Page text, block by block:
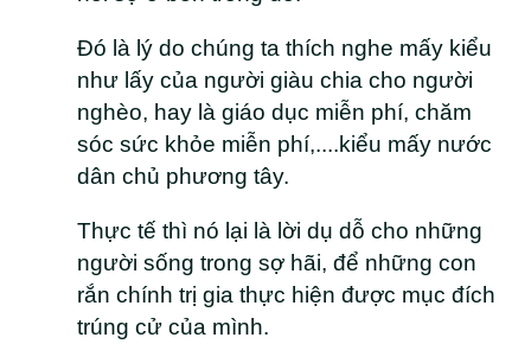
Đó là lý do chúng ta thích nghe mấy kiểu
như lấy của người giàu chia cho người
nghèo, hay là giáo dục miễn phí, chăm
sóc sức khỏe miễn phí,....kiểu mấy nước
dân chủ phương tây.
Thực tế thì nó lại là lời dụ dỗ cho những
người sống trong sợ hãi, để những con
rắn chính trị gia thực hiện được mục đích
trúng cử của mình.